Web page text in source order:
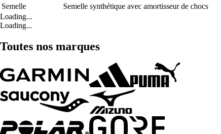
Semelle
Semelle synthétique avec amortisseur de chocs
Loading...
Loading...
Toutes nos marques